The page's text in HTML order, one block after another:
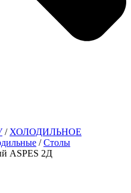
/ ХОЛОДИЛЬНОЕ
/Столы
ASPES 2Д